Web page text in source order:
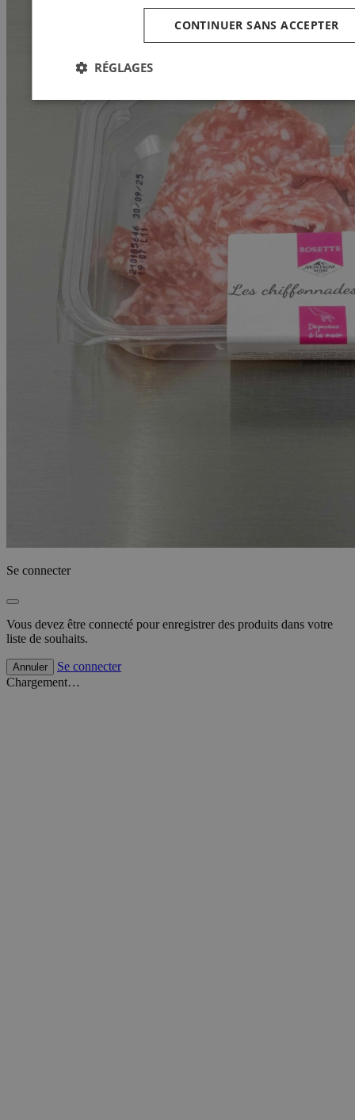
Se connecter
Vous devez être connecté pour enregistrer des produits dans votre
liste de souhaits.
Annuler
Se connecter
Chargement…
CONTINUER SANS ACCEPTER
RÉGLAGES